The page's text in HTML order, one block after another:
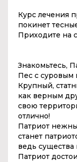
Курс лечения
покинет
Приходите на
Знакомьтесь,
Пес с
Крупный,
как верным
свою
отлично!
Патриот
станет
ведь существа
Патриот